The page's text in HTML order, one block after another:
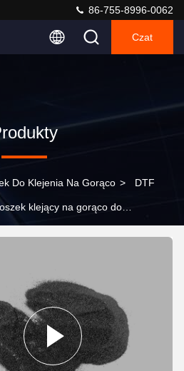
86-755-8996-0062
Czat
Do Klejenia Na Gorąco > DTF
klejący na gorąco do